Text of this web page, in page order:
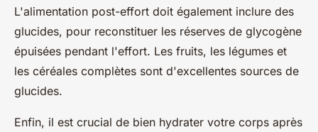
L'alimentation post-effort doit également inclure des
glucides, pour reconstituer les réserves de glycogène
épuisées pendant l'effort. Les fruits, les légumes et
les céréales complètes sont d'excellentes sources de
glucides.
Enfin, il est crucial de bien hydrater votre corps après